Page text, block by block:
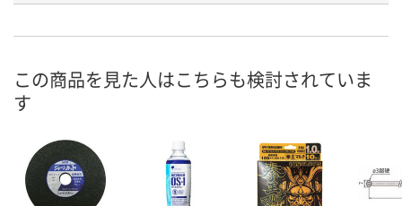
この商品を見た人はこちらも検討されていま
す